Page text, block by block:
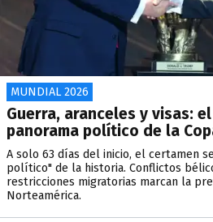
MUNDIAL 2026
Guerra, aranceles y visas:
panorama político de la
A solo 63 días del inicio, el certamen
político" de la historia. Conflictos
restricciones migratorias marcan la
Norteamérica.